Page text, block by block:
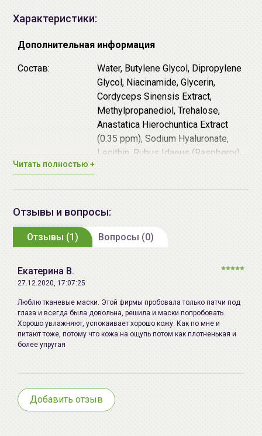
ягод: Голубики, Малины, Годжи, Асаи) - выравнивает
Экстракт Настоящей Иерихонской розы (Роза
естественного удержания кожей влаги,
предотвращает потери уровня увлажненности кожи.
Маска рассчитана на одно применение.
Способ применения:
лицо и нанеситетоник/тонер.
Достаньте маску из упаковки и плотно наложите
на лицо, ориентируясь на расположение глаз и губ.
(эмульсия, крем и т.п.), если это необходимо.
Характеристики:
Дополнительная информация
Состав:
Water, Butylene Glycol, Dipropylene
Glycol, Niacinamide, Glycerin,
Cordyceps Sinensis Extract,
Methylpropanediol, Trehalose,
Anastatica Hierochuntica Extract
(0.35 ppm), Sodium Hyaluronate,
Lecithin, Rubus Idaeus (Raspberry)
Extract, Euterpe Oleracea Fruit
Acryloyldimethyltaurate/VP
Copolymer, Bis-PEG-18 Methyl
Glycol, Tocopheryl Acetate, 1,2-
Hexanediol, Disodium EDTA,
Xanthan Gum, Allantoin,
Barbata (Lichen) Extract,
Phenoxyethanol.
Дата
не указывается
Читать полностью +
Отзывы и вопросы:
Отзывы (1) Вопросы (0)
Екатерина В.
27.12.2020, 17:07:25
Люблю тканевые маски. Этой фирмы пробовала только патчи под
глаза и всегда была довольна, решила и маски попробовать.
Хорошо увлажняют, успокаивает хорошо кожу. Как по мне и
питают тоже, потому что кожа на ощупь потом как плотненькая и
более упругая
Добавить отзыв